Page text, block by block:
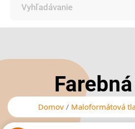
Domov Maloformátová